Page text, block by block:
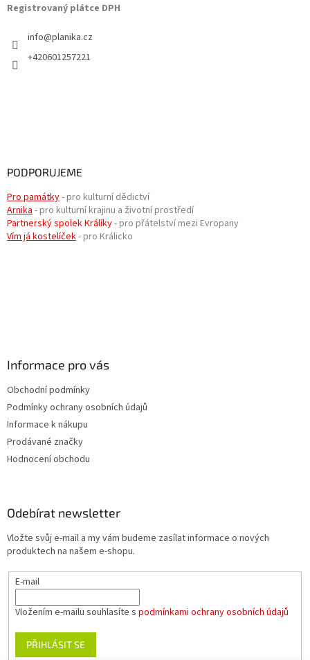
Registrovaný plátce DPH
info@planika.cz
+420601257221
PODPORUJEME
Pro památky- pro kulturní dědictví
Arnika- pro kulturní krajinu a životní prostředí
Partnerský spolek Králíky- pro přátelství mezi Evropany
Vím já kostelíček- pro Králicko
Informace pro vás
Obchodní podmínky
Podmínky ochrany osobních údajů
Informace k nákupu
Prodávané značky
Hodnocení obchodu
Odebírat newsletter
Vložte svůj e-mail a my vám budeme zasílat informace o nových
produktech na našem e-shopu.
E-mail
Vložením e-mailu souhlasíte s podmínkami ochrany osobních údajů
PŘIHLÁSIT SE